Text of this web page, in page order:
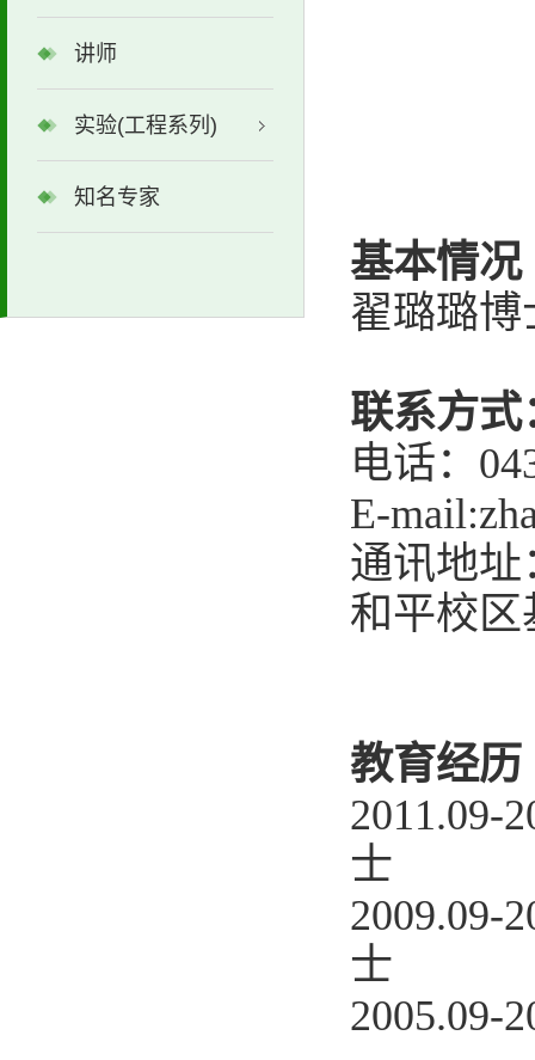
讲师
实验(工程系列)
知名专家
基本情况
翟璐璐
联系方式
电话：
E-
通讯地址
和平校区
教育经历
2011.09-
士
2009.09-
士
2005.09-